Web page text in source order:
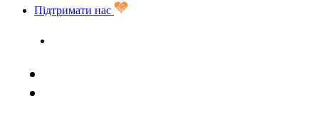
Підтримати нас